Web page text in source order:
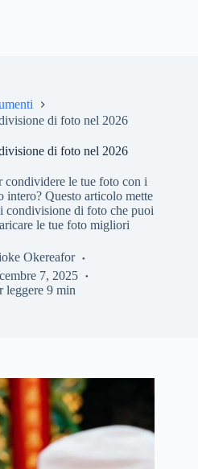
di foto nel 2026
di foto nel 2026
condividere le tue foto con i
Questo articolo mette
di foto che puoi
le tue foto migliori
Okereafor
7, 2025
leggere 9 min